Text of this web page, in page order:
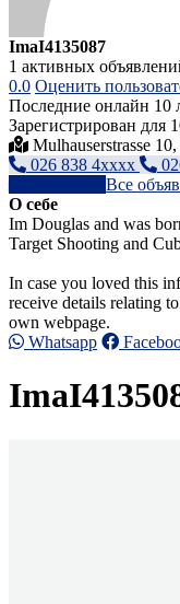
ImaI4135087
1 активных
0.0 Оценить
Последние онлайн 10
Зарегистрирован для
Mulhauserstrasse
026 838 4xxxx
Все
О себе
Im Douglas and was
Target Shooting and
In case you loved this
receive details relating
own webpage.
Whatsapp